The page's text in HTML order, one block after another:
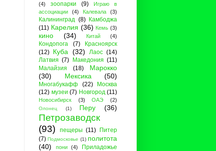
(4)
зоопарки (9)
Играю в
ассоциации
(4) Калевала (3)
Калининград (8)
Камбоджа
(11) Карелия (36) Кемь (3)
кино (34) Китай (4)
Кондопога (7)
Красноярск
(12) Куба (32) Лаос (14)
Латвия (7) Македония (11)
Малайзия
(18)
Марокко
(30)
Мексика (50)
Многабукафф (22)
Москва
(12) музеи (7) Новгород (11)
Новосибирск (3) ОАЭ (2)
Олонец (1) Перу (36)
Петрозаводск
(93)
пещеры (11)
Питер
(7) Подмосковье (1) политота
(40)
пони (4)
Приладожье